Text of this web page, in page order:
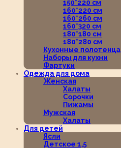
150*220 см
160*220 см
160*260 см
160*320 см
180*180 см
180*280 см
Кухонные полотенца
Наборы для кухни
Фартуки
Одежда для дома
Женская
Халаты
Сорочки
Пижамы
Мужская
Халаты
Для детей
Ясли
Детское 1,5